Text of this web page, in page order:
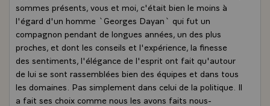
sommes présents, vous et moi, c'était bien le moins à
l'égard d'un homme `Georges Dayan` qui fut un
compagnon pendant de longues années, un des plus
proches, et dont les conseils et l'expérience, la finesse
des sentiments, l'élégance de l'esprit ont fait qu'autour
de lui se sont rassemblées bien des équipes et dans tous
les domaines. Pas simplement dans celui de la politique. Il
a fait ses choix comme nous les avons faits nous-